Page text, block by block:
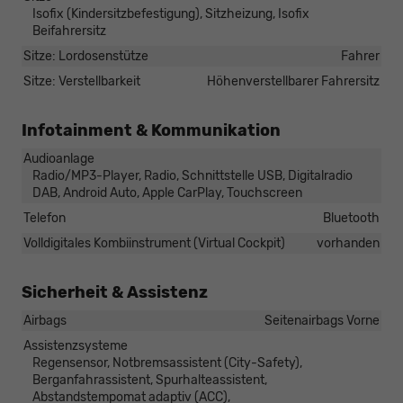
Isofix (Kindersitzbefestigung), Sitzheizung, Isofix
Beifahrersitz
Sitze: Lordosenstütze
Fahrer
Sitze: Verstellbarkeit
Höhenverstellbarer Fahrersitz
Infotainment & Kommunikation
Audioanlage
Radio/MP3-Player, Radio, Schnittstelle USB, Digitalradio
DAB, Android Auto, Apple CarPlay, Touchscreen
Telefon
Bluetooth
Volldigitales Kombiinstrument (Virtual Cockpit)
vorhanden
Sicherheit & Assistenz
Airbags
Seitenairbags Vorne
Assistenzsysteme
Regensensor, Notbremsassistent (City-Safety),
Berganfahrassistent, Spurhalteassistent,
Abstandstempomat adaptiv (ACC),